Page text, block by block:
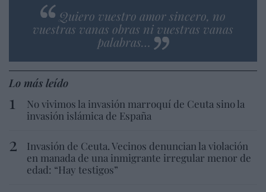
Quiero vuestro amor sincero, no
vuestras vanas obras ni vuestras vanas
palabras…
Lo más leído
No vivimos la invasión marroquí de Ceuta sino la
invasión islámica de España
Invasión de Ceuta. Vecinos denuncian la violación
en manada de una inmigrante irregular menor de
edad: “Hay testigos”